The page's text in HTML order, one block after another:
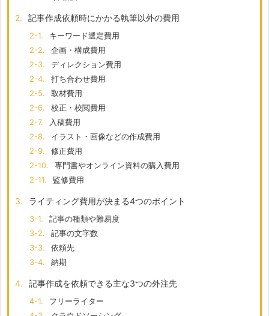
2. 記事作成依頼時にかかる執筆以外の費用
2-1.
キーワード選定費用
2-2.
企画・構成費用
2-3.
ディレクション費用
2-4.
打ち合わせ費用
2-5.
取材費用
2-6.
校正・校閲費用
2-7.
入稿費用
2-8.
イラスト・画像などの作成費用
2-9.
修正費用
2-10.
専門書やオンライン資料の購入費用
2-11.
監修費用
3. ライティング費用が決まる4つのポイント
3-1.
記事の種類や難易度
3-2.
記事の文字数
3-3.
依頼先
3-4.
納期
4. 記事作成を依頼できる主な3つの外注先
4-1.
フリーライター